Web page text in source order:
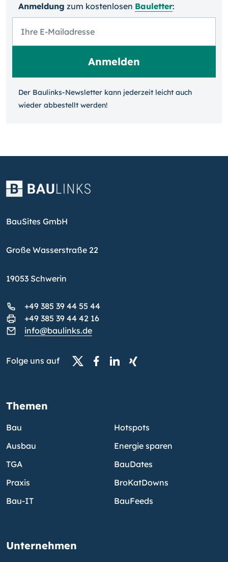
Anmeldung zum kosten­losen Bauletter:
Der Baulinks-Newsletter kann jeder­zeit leicht auch
wieder ab­bestellt werden!
BauSites GmbH
Große Wasserstraße 22
19053 Schwerin
+49 385 39 44 55 44
+49 385 39 44 42 16
info@baulinks.de
Folge uns auf
Themen
Bau
Ausbau
TGA
Praxis
Bau-IT
Hotspots
Energie sparen
BauDates
BroKatDowns
BauFeeds
Unternehmen